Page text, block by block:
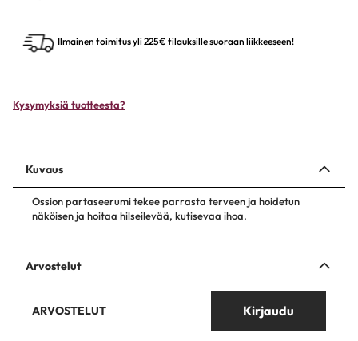
Ilmainen toimitus yli 225€ tilauksille suoraan liikkeeseen!
Kysymyksiä tuotteesta?
Kuvaus
Ossion partaseerumi tekee parrasta terveen ja hoidetun
näköisen ja hoitaa hilseilevää, kutisevaa ihoa.
Arvostelut
ARVOSTELUT Kirjaudu